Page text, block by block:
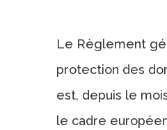
Le Règlement
protection des
est, depuis le
le cadre